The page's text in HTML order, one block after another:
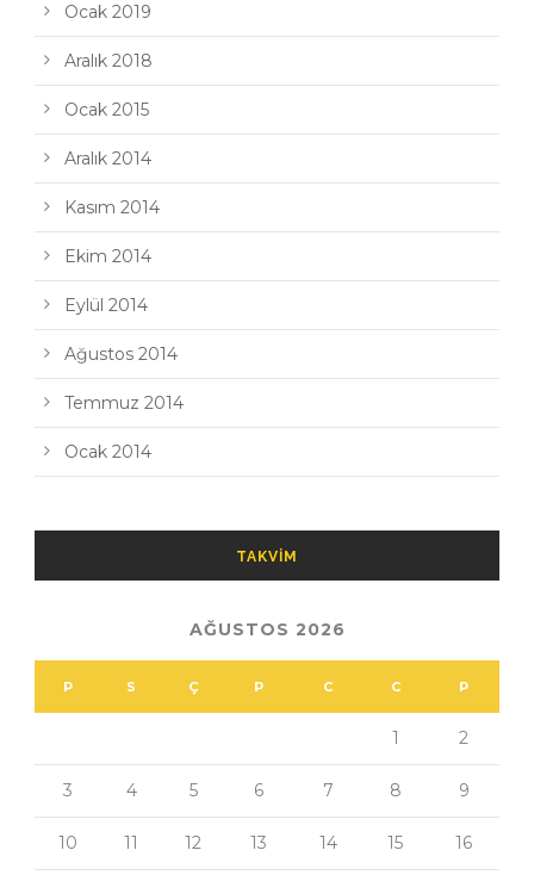
Ocak 2019
Aralık 2018
Ocak 2015
Aralık 2014
Kasım 2014
Ekim 2014
Eylül 2014
Ağustos 2014
Temmuz 2014
Ocak 2014
TAKVIM
AĞUSTOS 2026
P S Ç P C C P
1 2
3 4 5 6 7 8 9
10 11 12 13 14 15 16